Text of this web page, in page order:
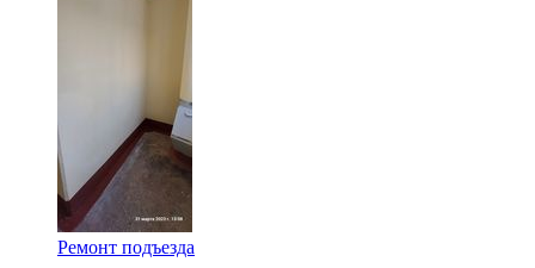
Ремонт подъезда